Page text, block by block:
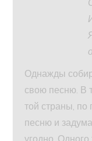
Однажды
свою песню. В
той страны,
песню и
угодно.